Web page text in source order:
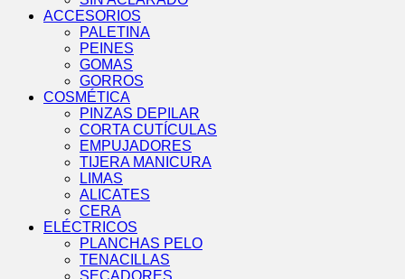
ACCESORIOS
PALETINA
PEINES
GOMAS
GORROS
COSMÉTICA
PINZAS DEPILAR
CORTA CUTÍCULAS
EMPUJADORES
TIJERA MANICURA
LIMAS
ALICATES
CERA
ELÉCTRICOS
PLANCHAS PELO
TENACILLAS